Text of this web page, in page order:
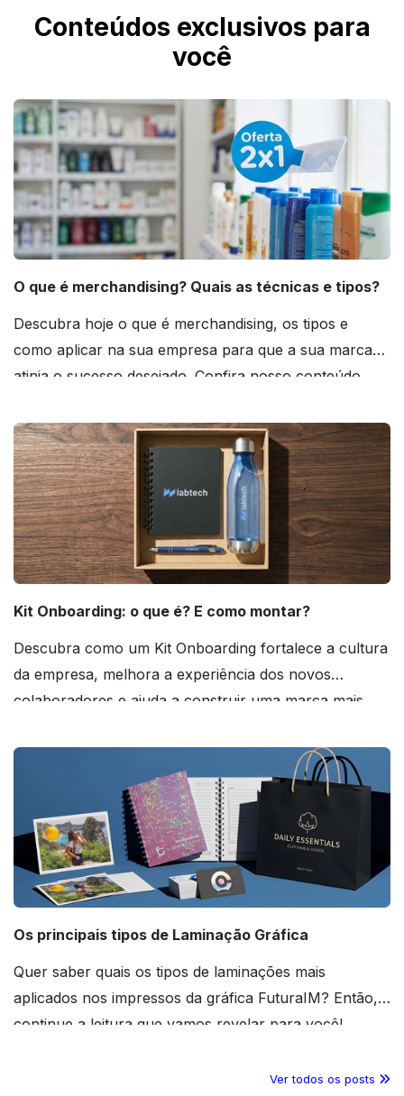
Conteúdos exclusivos para
você
O que é merchandising? Quais as técnicas e tipos?
Descubra hoje o que é merchandising, os tipos e
como aplicar na sua empresa para que a sua marca
atinja o sucesso desejado. Confira nosso conteúdo
Kit Onboarding: o que é? E como montar?
Descubra como um Kit Onboarding fortalece a cultura
da empresa, melhora a experiência dos novos
colaboradores e ajuda a construir uma marca mais
Os principais tipos de Laminação Gráfica
Quer saber quais os tipos de laminações mais
aplicados nos impressos da gráfica FuturaIM? Então,
continue a leitura que vamos revelar para você!
Ver todos os posts